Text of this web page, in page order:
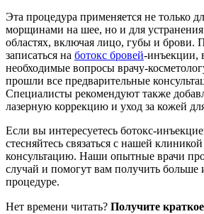
Эта процедура применяется не только
морщинами на шее, но и для
областях, включая лицо, губы и брови.
записаться на ботокс бровей-инъекции,
необходимые вопросы врачу-
прошли все предварительные
Специалисты рекомендуют также
лазерную коррекцию и уход за кожей
Если вы интересуетесь ботокс-
стесняйтесь связаться с нашей
консультацию. Наши опытные врачи
случай и помогут вам получить
процедуре.
Нет времени читать? Получите